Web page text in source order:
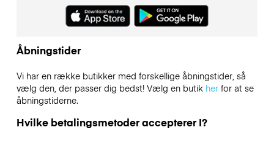
Åbningstider
Vi har en række butikker med forskellige åbningstider, så
vælg den, der passer dig bedst! Vælg en butik herfor at se
åbningstiderne.
Hvilke betalingsmetoder accepterer I?